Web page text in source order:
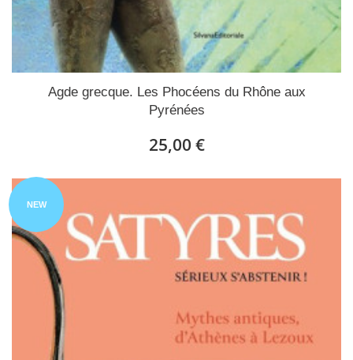
Agde grecque. Les Phocéens du Rhône aux
Pyrénées
25,00 €
NEW